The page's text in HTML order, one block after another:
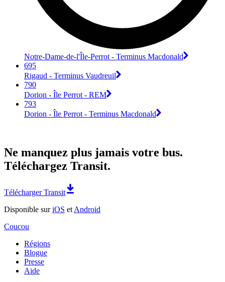
Notre-Dame-de-l'Île-Perrot - Terminus Macdonald
695
Rigaud - Terminus Vaudreuil
790
Dorion - Île Perrot - REM
793
Dorion - Île Perrot - Terminus Macdonald
Ne manquez plus jamais votre bus.
Téléchargez Transit.
Télécharger Transit
Disponible suriOS et Android
Coucou
Régions
Blogue
Presse
Aide